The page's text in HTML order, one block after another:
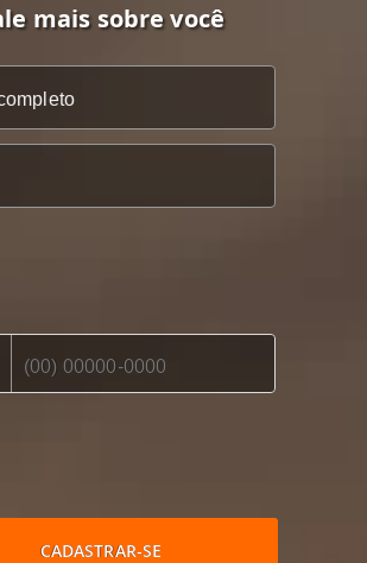
mais sobre você
CADASTRAR-SE